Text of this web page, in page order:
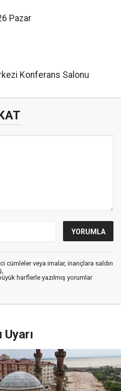
Pazar
Konferans Salonu
cümleler veya imalar, inançlara saldırı
harflerle yazılmış yorumlar
Uyarı